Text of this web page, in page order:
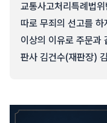
교통사고처리특례법
따로 무죄의 선고를 하
이상의 이유로 주문과
판사 김건수(재판장)